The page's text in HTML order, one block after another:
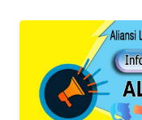
SIANTAR
METRO
MEDAN
NEWS